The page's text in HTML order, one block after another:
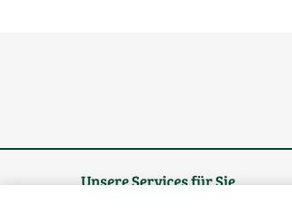
Unsere Services für Sie